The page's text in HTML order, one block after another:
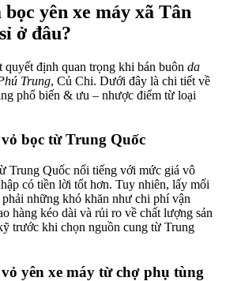
yên xe máy xã Tân
ở đâu?
quyết định quan trọng khi bán buôn da
Trung, Củ Chi. Dưới đây là chi tiết về
phổ biến & ưu – nhược điểm từ loại
bọc từ Trung Quốc
Trung Quốc nổi tiếng với mức giá vô
có tiền lời tốt hơn. Tuy nhiên, lấy mối
những khó khăn như chi phí vận
hàng kéo dài và rủi ro về chất lượng sản
trước khi chọn nguồn cung từ Trung
yên xe máy từ chợ phụ tùng